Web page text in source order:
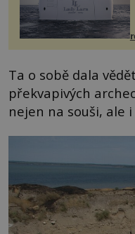
Ta o sobě dala
překvapivých
nejen na souši, ale